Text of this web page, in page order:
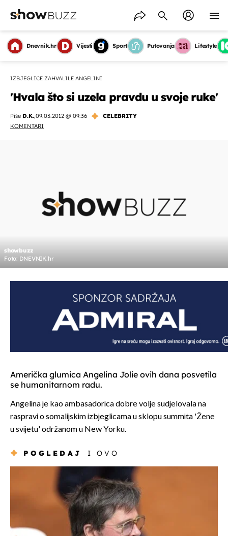
Dnevnik.hr Vijesti Sport Putovanja Lifestyle
IZBJEGLICE ZAHVALILE ANGELINI
'Hvala što si uzela pravdu u svoje ruke'
Piše D.K.,09.03.2012 @ 09:36
CELEBRITY
KOMENTARI
showbuzz
Foto: DNEVNIK.hr
Američka glumica Angelina Jolie ovih dana posvetila
se humanitarnom radu.
Angelina je kao ambasadorica dobre volje sudjelovala na
raspravi o somalijskim izbjeglicama u sklopu summita 'Žene
u svijetu' održanom u New Yorku.
POGLEDAJ I OVO
OMOGUĆI OBAVIJESTI